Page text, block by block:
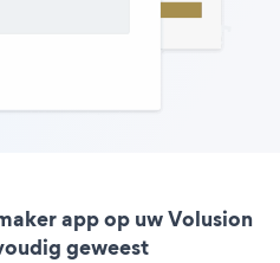
app op uw Volusion
geweest